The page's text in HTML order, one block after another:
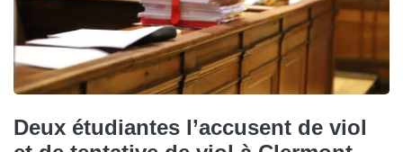
Deux étudiantes l’accusent de viol